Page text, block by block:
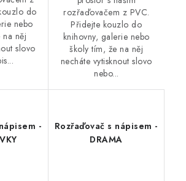
do
nebo
na něj
slovo
rozřaďovačem z PVC.
Přidejte kouzlo do
knihovny, galerie nebo
školy tím, že na něj
necháte vytisknout slovo
nebo...
-
Rozřaďovač s nápisem -
DRAMA